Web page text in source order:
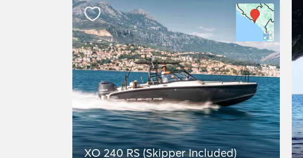
XO 240 RS (Skipper Included)